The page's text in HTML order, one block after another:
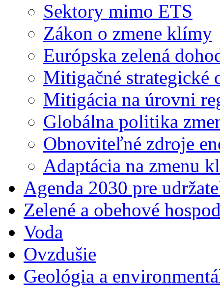
Sektory mimo ETS
Zákon o zmene klímy
Európska zelená
Mitigačné strategické
Mitigácia na úrovni
Globálna politika
Obnoviteľné zdroje
Adaptácia na zmenu
Agenda 2030 pre
Zelené a obehové
Voda
Ovzdušie
Geológia a